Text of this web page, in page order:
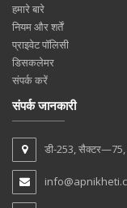
हमारे बारे
नियम और शर्तें
प्राइवेट पॉलिसी
डिसकलेमर
संपर्क करें
संपर्क जानकारी
डी-253, सैक्टर—75,